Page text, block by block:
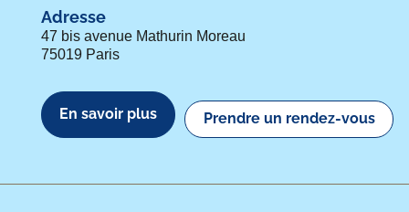
Adresse
47 bis avenue Mathurin Moreau
75019 Paris
En savoir plus Prendre un rendez-vous